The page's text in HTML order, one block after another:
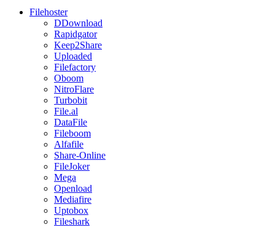
Filehoster
DDownload
Rapidgator
Keep2Share
Uploaded
Filefactory
Oboom
NitroFlare
Turbobit
File.al
DataFile
Fileboom
Alfafile
Share-Online
FileJoker
Mega
Openload
Mediafire
Uptobox
Fileshark